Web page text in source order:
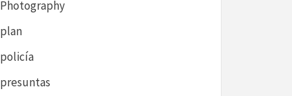
Photography
plan
policía
presuntas